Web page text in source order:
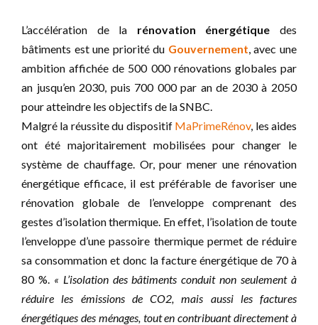
L’accélération de la rénovation énergétique des
bâtiments est une priorité du Gouvernement, avec une
ambition affichée de 500 000 rénovations globales par
an jusqu’en 2030, puis 700 000 par an de 2030 à 2050
pour atteindre les objectifs de la SNBC.
Malgré la réussite du dispositif MaPrimeRénov, les aides
ont été majoritairement mobilisées pour changer le
système de chauffage. Or, pour mener une rénovation
énergétique efficace, il est préférable de favoriser une
rénovation globale de l’enveloppe comprenant des
gestes d’isolation thermique. En effet, l’isolation de toute
l’enveloppe d’une passoire thermique permet de réduire
sa consommation et donc la facture énergétique de 70 à
80 %. « L’isolation des bâtiments conduit non seulement à
réduire les émissions de CO2, mais aussi les factures
énergétiques des ménages, tout en contribuant directement à